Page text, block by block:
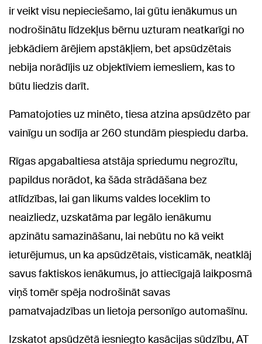
ir veikt visu nepieciešamo, lai gūtu ienākumus un
nodrošinātu līdzekļus bērnu uzturam neatkarīgi no
jebkādiem ārējiem apstākļiem, bet apsūdzētais
nebija norādījis uz objektīviem iemesliem, kas to
būtu liedzis darīt.
Pamatojoties uz minēto, tiesa atzina apsūdzēto par
vainīgu un sodīja ar 260 stundām piespiedu darba.
Rīgas apgabaltiesa atstāja spriedumu negrozītu,
papildus norādot, ka šāda strādāšana bez
atlīdzības, lai gan likums valdes loceklim to
neaizliedz, uzskatāma par legālo ienākumu
apzinātu samazināšanu, lai nebūtu no kā veikt
ieturējumus, un ka apsūdzētais, visticamāk, neatklāj
savus faktiskos ienākumus, jo attiecīgajā laikposmā
viņš tomēr spēja nodrošināt savas
pamatvajadzības un lietoja personīgo automašīnu.
Izskatot apsūdzētā iesniegto kasācijas sūdzību, AT